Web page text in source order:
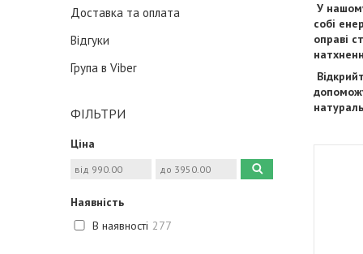
Доставка та оплата
Відгуки
Група в Viber
ФІЛЬТРИ
Ціна
Наявність
В наявності 277
У
собі
оправі